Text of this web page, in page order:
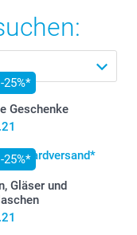
25%*
Geschenke
25%*
Gläser und